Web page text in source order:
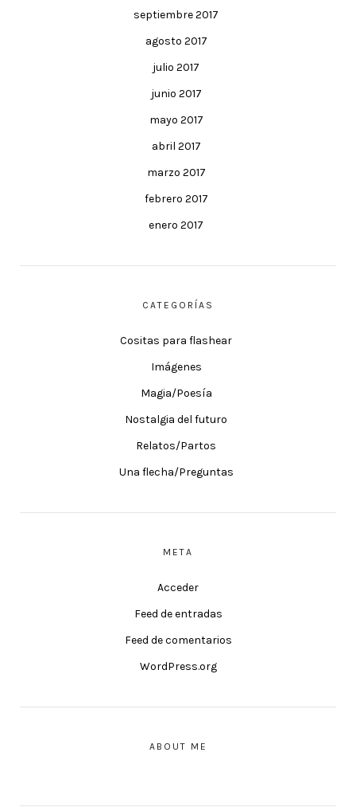
septiembre 2017
agosto 2017
julio 2017
junio 2017
mayo 2017
abril 2017
marzo 2017
febrero 2017
enero 2017
CATEGORÍAS
Cositas para flashear
Imágenes
Magia/Poesía
Nostalgia del futuro
Relatos/Partos
Una flecha/Preguntas
META
Acceder
Feed de entradas
Feed de comentarios
WordPress.org
ABOUT ME